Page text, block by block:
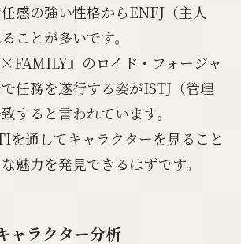
感の強い性格からENFJ（主人
ことが多いです。
』のロイド・フォージャ
任務を遂行する姿がISTJ（管理
すると言われています。
を通してキャラクターを見ること
魅力を発見できるはずです。
ャラクター分析